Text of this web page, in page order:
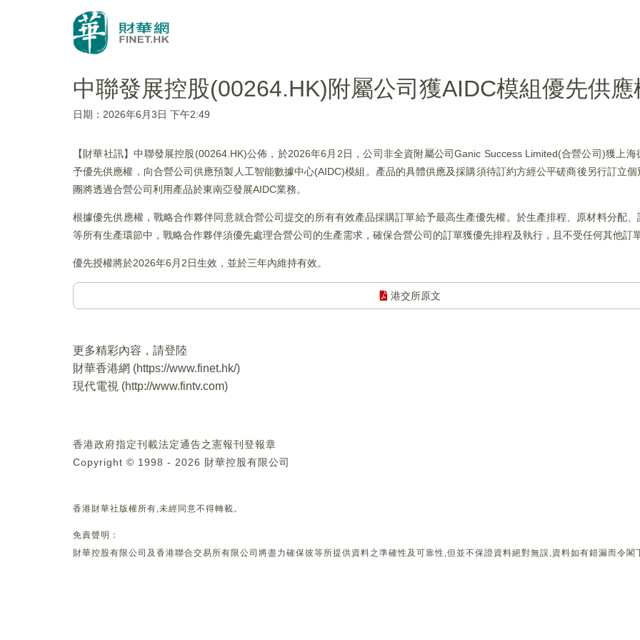
中聯發展控股(00264.HK)附屬公司獲AIDC模組優先供應
日期：2026年6月3日 下午2:49
【財華社訊】中聯發展控股(00264.HK)公佈，於2026年6月2日，公司非全資附屬公司Ganic Success Limited(合營公司)獲上
予優先供應權，向合營公司供應預製人工智能數據中心(AIDC)模組。產品的具體供應及採購須待訂約方經公平磋商後另行訂立
團將透過合營公司利用產品於東南亞發展AIDC業務。
根據優先供應權，戰略合作夥伴同意就合營公司提交的所有有效產品採購訂單給予最高生產優先權。於生產排程、原材料分配
等所有生產環節中，戰略合作夥伴須優先處理合營公司的生產需求，確保合營公司的訂單獲優先排程及執行，且不受任何其他訂單
優先授權將於2026年6月2日生效，並於三年內維持有效。
港交所原文
更多精彩內容，請登陸
財華香港網 (https://www.finet.hk/)
現代電視 (http://www.fintv.com)
香港政府指定刊載法定通告之憲報刊登報章
Copyright © 1998 - 2026 財華控股有限公司
香港財華社版權所有,未經同意不得轉載。
免責聲明：
財華控股有限公司及香港聯合交易所有限公司將盡力確保彼等所提供資料之準確性及可靠性,但並不保證資料絕對無誤,資料如有錯漏而令閣